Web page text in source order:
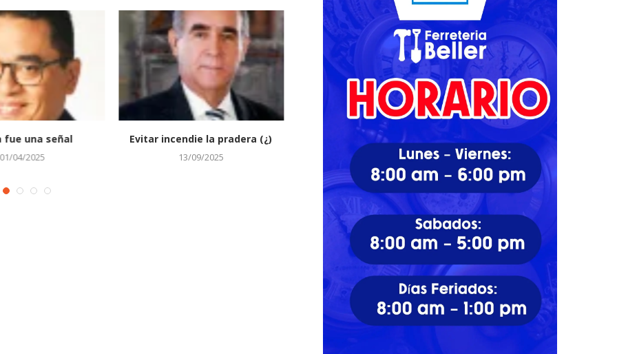
fue una señal
01/04/2025
Evitar incendie la pradera (¿)
13/09/2025
Crece la impopularidad de Trump
dentro y fuera...
17/01/2026
Algo bueno
01/11/2022